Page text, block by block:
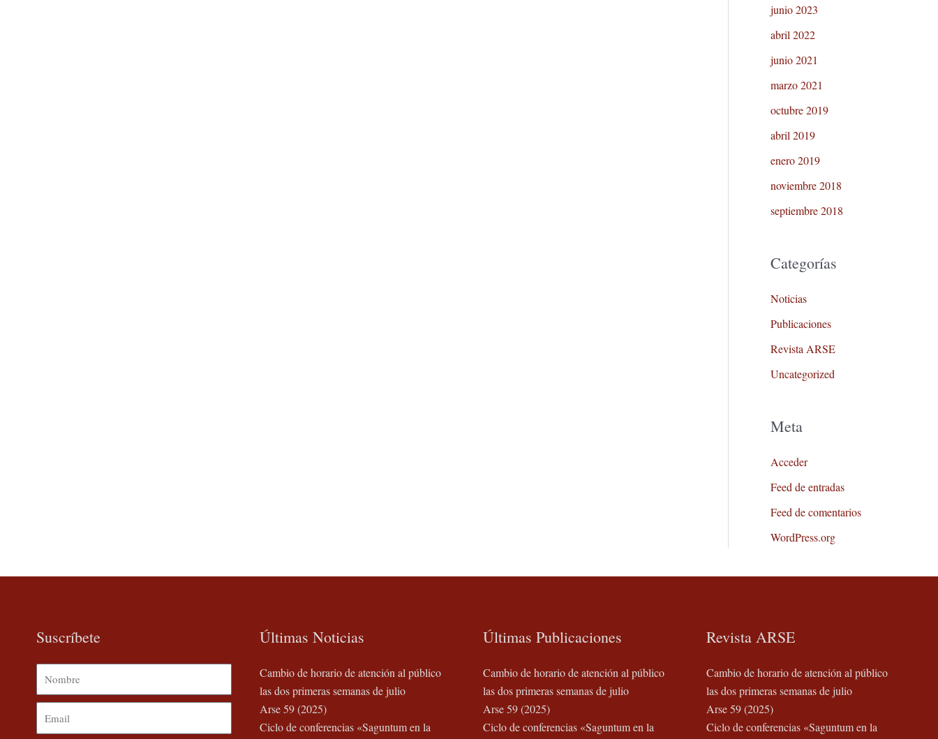
junio 2023
abril 2022
junio 2021
marzo 2021
octubre 2019
abril 2019
enero 2019
noviembre 2018
septiembre 2018
Categorías
Noticias
Publicaciones
Revista ARSE
Uncategorized
Meta
Acceder
Feed de entradas
Feed de comentarios
WordPress.org
Suscríbete Últimas Noticias
Cambio de horario de atención al público
las dos primeras semanas de julio
Arse 59 (2025)
Ciclo de conferencias «Saguntum en la
Últimas Publicaciones
Cambio de horario de atención al público
las dos primeras semanas de julio
Arse 59 (2025)
Ciclo de conferencias «Saguntum en la
Revista ARSE
Cambio de horario de atención al público
las dos primeras semanas de julio
Arse 59 (2025)
Ciclo de conferencias «Saguntum en la